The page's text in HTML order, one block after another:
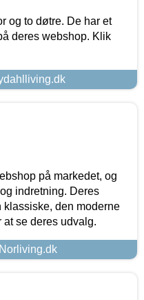
og to døtre. De har et
deres webshop. Klik
på markedet, og
indretning. Deres
den moderne
se deres udvalg.